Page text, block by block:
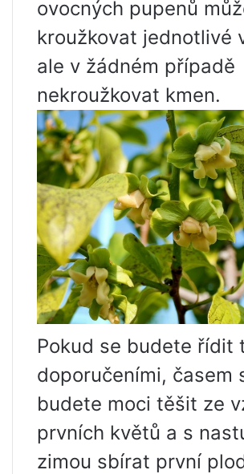
ovocných pupenů
kroužkovat jednotlivé
ale v žádném případě
nekroužkovat kmen.
Pokud se budete řídit
doporučeními, časem
budete moci těšit ze
prvních květů a s
zimou sbírat první